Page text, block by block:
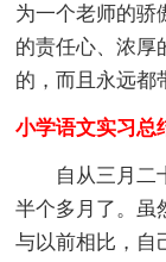
为一个老师的骄
的责任心、浓厚
的，而且永远都
小学语文实习总
自从三月二十
半个多月了。虽
与以前相比，自